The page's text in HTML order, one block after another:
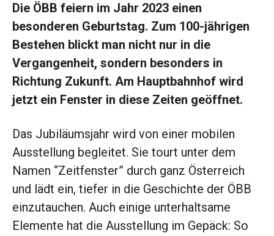
Die ÖBB feiern im Jahr 2023 einen
besonderen Geburtstag. Zum 100-jährigen
Bestehen blickt man nicht nur in die
Vergangenheit, sondern besonders in
Richtung Zukunft. Am Hauptbahnhof wird
jetzt ein Fenster in diese Zeiten geöffnet.
Das Jubiläumsjahr wird von einer mobilen
Ausstellung begleitet. Sie tourt unter dem
Namen “Zeitfenster” durch ganz Österreich
und lädt ein, tiefer in die Geschichte der ÖBB
einzutauchen. Auch einige unterhaltsame
Elemente hat die Ausstellung im Gepäck: So